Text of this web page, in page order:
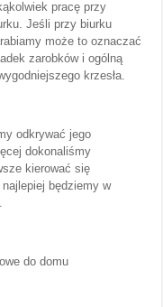
pracę przy
Jeśli przy biurku
może to oznaczać
zarobków i ogólną
krzesła.
odkrywać jego
dokonaliśmy
kierować się
będziemy w
do domu